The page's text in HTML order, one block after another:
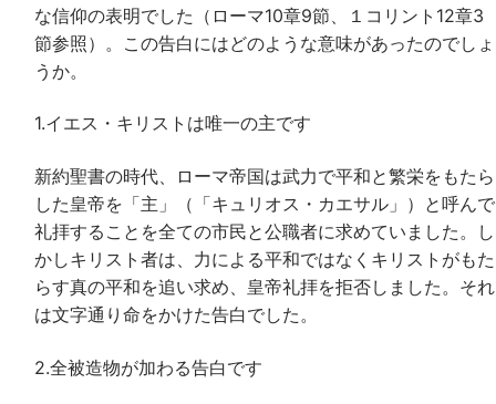
な信仰の表明でした（ローマ10章9節、１コリント12章3
節参照）。この告白にはどのような意味があったのでしょ
うか。
1.イエス・キリストは唯一の主です
新約聖書の時代、ローマ帝国は武力で平和と繁栄をもたら
した皇帝を「主」（「キュリオス・カエサル」）と呼んで
礼拝することを全ての市民と公職者に求めていました。し
かしキリスト者は、力による平和ではなくキリストがもた
らす真の平和を追い求め、皇帝礼拝を拒否しました。それ
は文字通り命をかけた告白でした。
2.全被造物が加わる告白です